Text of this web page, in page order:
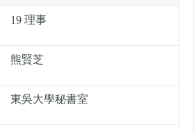
19 理事
熊賢芝
東吳大學秘書室